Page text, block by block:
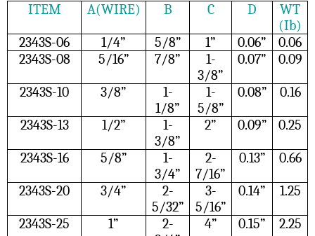
ITEM A(WIRE) B C D
WT
(Ib)
2343S-06
1/4” 5/8” 1” 0.06”
0.06
2343S-08
5/16” 7/8”
1-
3/8”
0.07” 0.09
2343S-10 3/8”
1-
1/8”
1-
5/8”
0.08” 0.16
2343S-13 1/2”
1-
3/8”
2” 0.09” 0.25
2343S-16 5/8”
1-
3/4”
2-
7/16”
0.13” 0.66
2343S-20 3/4”
2-
5/32”
3-
5/16”
0.14” 1.25
2343S-25 1”
2-
4” 0.15” 2.25